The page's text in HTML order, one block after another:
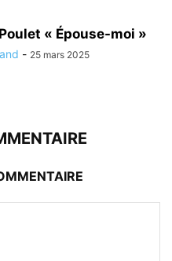
« Épouse-moi »
- 25 mars 2025